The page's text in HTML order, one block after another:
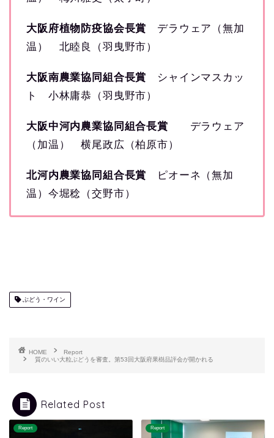
大阪府植物防疫協会長賞 デラウェア（無加
温） 北睦良（羽曳野市）
大阪南農業協同組合長賞
シャインマスカッ
ト 小林庸恭（羽曳野市）
大阪中河内農業協同組合長賞 デラウェア
（加温） 横尾政広（柏原市）
北河内農業協同組合長賞 ピオーネ（無加
温）今堀稔（交野市）
ぶどう・ワイン
HOME
Report
質のいい大粒ぶどうを審査。第53回大阪府果樹品評会が開かれる
Related Post
Report Report